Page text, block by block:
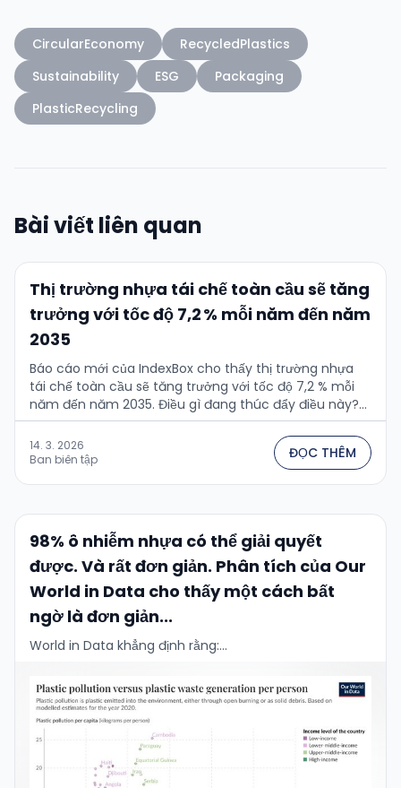
CircularEconomy
RecycledPlastics
Sustainability
ESG
Packaging
PlasticRecycling
Bài viết liên quan
Thị trường nhựa tái chế toàn cầu sẽ tăng
trưởng với tốc độ 7,2 % mỗi năm đến năm
2035
Báo cáo mới của IndexBox cho thấy thị trường nhựa
tái chế toàn cầu sẽ tăng trưởng với tốc độ 7,2 % mỗi
năm đến năm 2035. Điều gì đang thúc đẩy điều này?...
14. 3. 2026
Ban biên tập
ĐỌC THÊM
98% ô nhiễm nhựa có thể giải quyết
được. Và rất đơn giản. Phân tích của Our
World in Data cho thấy một cách bất
ngờ là đơn giản...
World in Data khẳng định rằng:...